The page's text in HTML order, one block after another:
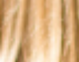
雄
科
技
大